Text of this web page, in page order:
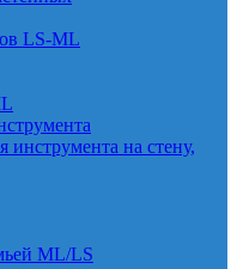
LS-ML
на стену,
ML/LS